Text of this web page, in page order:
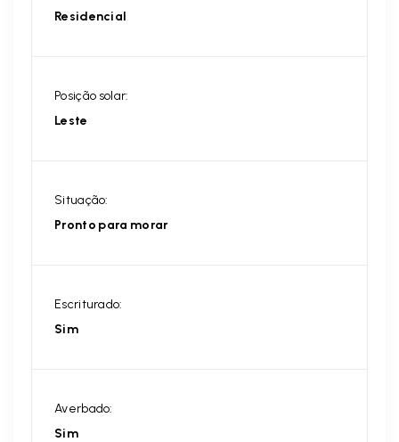
Residencial
Posição solar:
Leste
Situação:
Pronto para morar
Escriturado:
Sim
Averbado:
Sim